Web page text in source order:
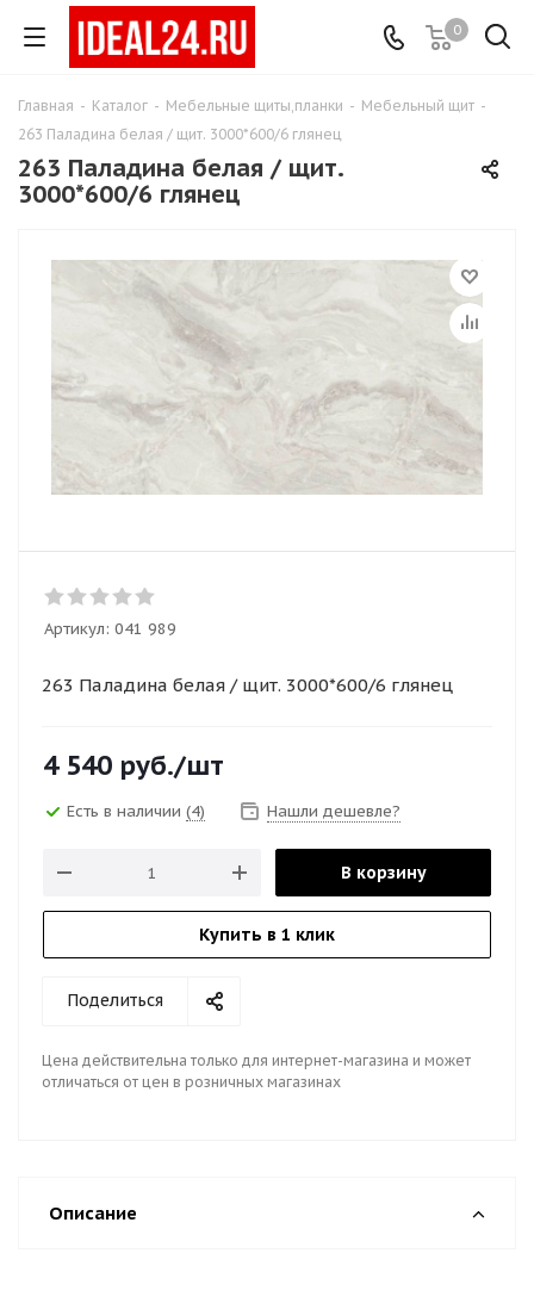
0
Главная - Каталог - Мебельные щиты,планки - Мебельный щит -
263 Паладина белая / щит. 3000*600/6 глянец
263 Паладина белая / щит.
3000*600/6 глянец
Артикул: 041 989
263 Паладина белая / щит. 3000*600/6 глянец
4 540 руб./шт
Есть в наличии (4) Нашли дешевле?
В корзину
Купить в 1 клик
Поделиться
Цена действительна только для интернет-магазина и может
отличаться от цен в розничных магазинах
Описание